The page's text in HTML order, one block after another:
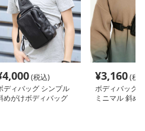
4,000(税込)
ディバッグ シンプル
めがけボディバッグ
¥3,160(税
ボディバッグ
ミニマル 斜め